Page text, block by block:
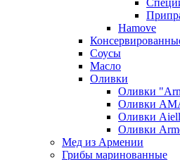
Hamove
Соусы
Масло
Оливки
Оливки
Оливки
Оливки
Оливки
Мед из Армении
Грибы маринованные